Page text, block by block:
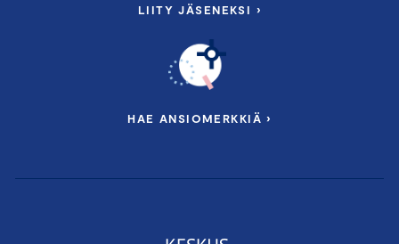
LIITY JÄSENEKSI ›
HAE ANSIOMERKKIÄ ›